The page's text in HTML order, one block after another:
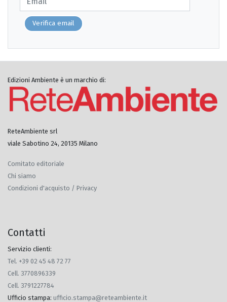
Verifica email
Edizioni Ambiente è un marchio di:
ReteAmbiente srl
viale Sabotino 24, 20135 Milano
Comitato editoriale
Chi siamo
Condizioni d'acquisto / Privacy
Contatti
Servizio clienti:
Tel. +39 02 45 48 72 77
Cell. 3770896339
Cell. 3791227784
Ufficio stampa: ufficio.stampa@reteambiente.it